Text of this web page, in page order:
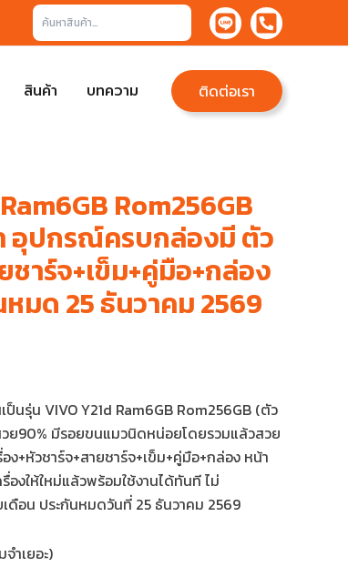
ค้นหา
สินค้า บทความ ติดต่อเรา
Rom256GB
อุปกรณ์ครบกล่องมี ตัว
ชาร์จ+เข็ม+คู่มือ+กล่อง
ด 25 ธันวาคม 2569
นรุ่น VIVO Y21d Ram6GB Rom256GB (ตัว
ย90% มีรอยขนแมวนิดหน่อยโดยรวมแล้วสวย
+หัวชาร์จ+สายชาร์จ+เข็ม+คู่มือ+กล่อง หน้า
งให้ใหม่แล้วพร้อมใช้งานได้ทันที ไม่
อน ประกันหมดวันที่ 25 ธันวาคม 2569
ำเยอะ)